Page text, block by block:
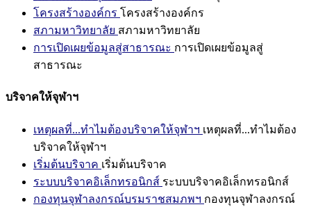
โครงสร้างองค์กร โครงสร้างองค์กร
สภามหาวิทยาลัย สภามหาวิทยาลัย
การเปิดเผยข้อมูลสู่สาธารณะ การเปิดเผยข้อมูลสู่
สาธารณะ
บริจาคให้จุฬาฯ
เหตุผลที่...ทำไมต้องบริจาคให้จุฬาฯ เหตุผลที่...ทำไมต้อง
บริจาคให้จุฬาฯ
เริ่มต้นบริจาค เริ่มต้นบริจาค
ระบบบริจาคอิเล็กทรอนิกส์ ระบบบริจาคอิเล็กทรอนิกส์
กองทุนจุฬาลงกรณ์บรมราชสมภพฯ กองทุนจุฬาลงกรณ์